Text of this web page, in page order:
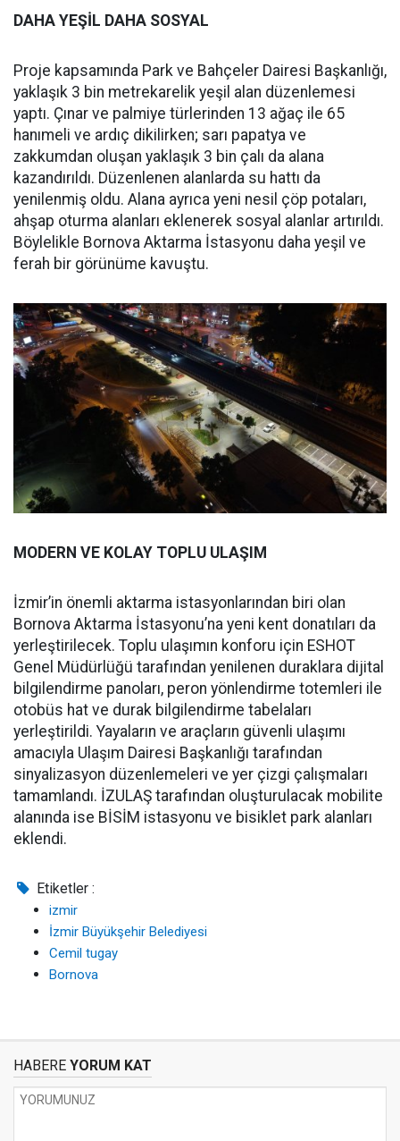
DAHA YEŞİL DAHA SOSYAL
Proje kapsamında Park ve Bahçeler Dairesi Başkanlığı,
yaklaşık 3 bin metrekarelik yeşil alan düzenlemesi
yaptı. Çınar ve palmiye türlerinden 13 ağaç ile 65
hanımeli ve ardıç dikilirken; sarı papatya ve
zakkumdan oluşan yaklaşık 3 bin çalı da alana
kazandırıldı. Düzenlenen alanlarda su hattı da
yenilenmiş oldu. Alana ayrıca yeni nesil çöp potaları,
ahşap oturma alanları eklenerek sosyal alanlar artırıldı.
Böylelikle Bornova Aktarma İstasyonu daha yeşil ve
ferah bir görünüme kavuştu.
MODERN VE KOLAY TOPLU ULAŞIM
İzmir’in önemli aktarma istasyonlarından biri olan
Bornova Aktarma İstasyonu’na yeni kent donatıları da
yerleştirilecek. Toplu ulaşımın konforu için ESHOT
Genel Müdürlüğü tarafından yenilenen duraklara dijital
bilgilendirme panoları, peron yönlendirme totemleri ile
otobüs hat ve durak bilgilendirme tabelaları
yerleştirildi. Yayaların ve araçların güvenli ulaşımı
amacıyla Ulaşım Dairesi Başkanlığı tarafından
sinyalizasyon düzenlemeleri ve yer çizgi çalışmaları
tamamlandı. İZULAŞ tarafından oluşturulacak mobilite
alanında ise BİSİM istasyonu ve bisiklet park alanları
eklendi.
Etiketler :
izmir
İzmir Büyükşehir Belediyesi
Cemil tugay
Bornova
HABERE YORUM KAT